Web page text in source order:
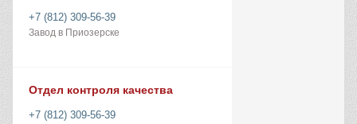
+7 (812) 309-56-39
Завод в Приозерске
Отдел контроля качества
+7 (812) 309-56-39